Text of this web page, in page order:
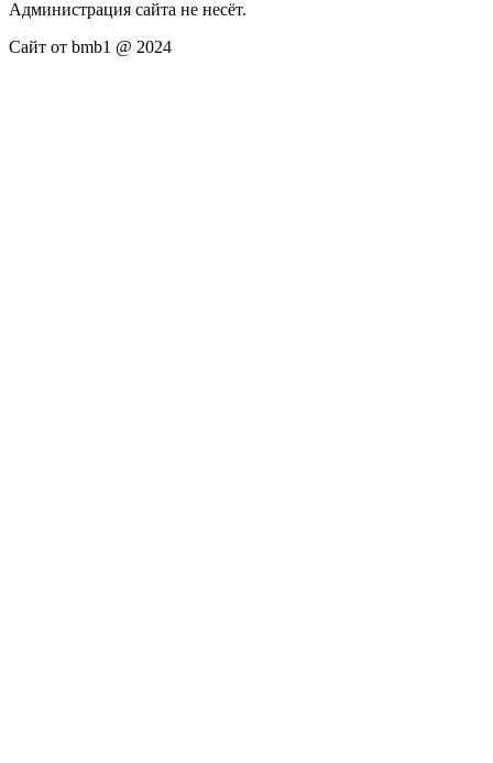
Администрация сайта не несёт.
Сайт от bmb1 @ 2024